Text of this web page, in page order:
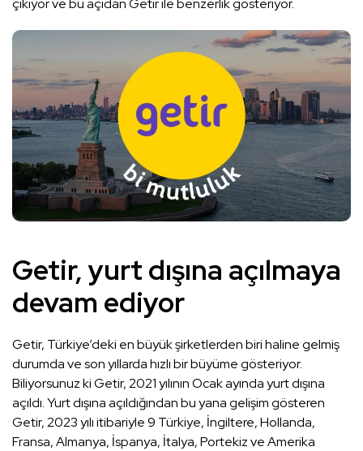
çıkıyor ve bu açıdan Getir ile benzerlik gösteriyor.
Getir, yurt dışına açılmaya
devam ediyor
Getir, Türkiye’deki en büyük şirketlerden biri haline gelmiş
durumda ve son yıllarda hızlı bir büyüme gösteriyor.
Biliyorsunuz ki Getir, 2021 yılının Ocak ayında yurt dışına
açıldı. Yurt dışına açıldığından bu yana gelişim gösteren
Getir, 2023 yılı itibariyle 9 Türkiye, İngiltere, Hollanda,
Fransa, Almanya, İspanya, İtalya, Portekiz ve Amerika